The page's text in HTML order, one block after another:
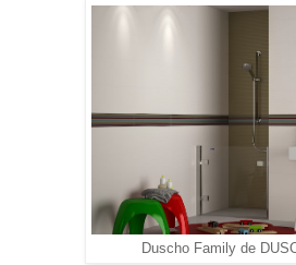
Duscho Family de